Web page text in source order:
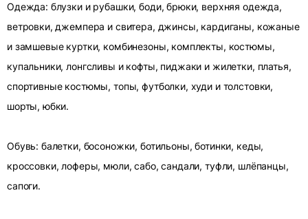
Одежда: блузки и рубашки, боди, брюки, верхняя одежда,
ветровки, джемпера и свитера, джинсы, кардиганы, кожаные
и замшевые куртки, комбинезоны, комплекты, костюмы,
купальники, лонгсливы и кофты, пиджаки и жилетки, платья,
спортивные костюмы, топы, футболки, худи и толстовки,
шорты, юбки.
Обувь: балетки, босоножки, ботильоны, ботинки, кеды,
кроссовки, лоферы, мюли, сабо, сандали, туфли, шлёпанцы,
сапоги.